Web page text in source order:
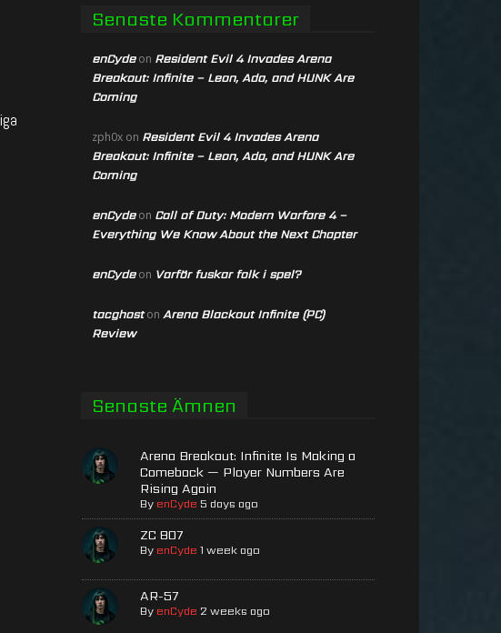
Senaste Kommentarer
enCydeon Resident Evil 4 Invades Arena
Breakout: Infinite – Leon, Ada, and HUNK Are
Coming
zph0x on Resident Evil 4 Invades Arena
Breakout: Infinite – Leon, Ada, and HUNK Are
Coming
enCydeon Call of Duty: Modern Warfare 4 –
Everything We Know About the Next Chapter
enCydeon Varför fuskar folk i spel?
tacghoston Arena Blackout Infinite (PC)
Review
Senaste Ämnen
Arena Breakout: Infinite Is Making a
Comeback — Player Numbers Are
Rising Again
By enCyde 5 days ago
ZC 807
By enCyde 1 week ago
AR-57
By enCyde 2 weeks ago